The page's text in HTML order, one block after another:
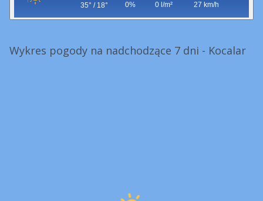
35° / 18°
0% 0 l/m²
27 km/h
Wykres pogody na nadchodzące 7 dni - Kocalar